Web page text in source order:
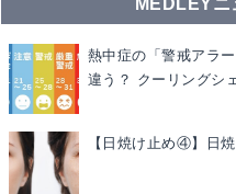
MEDLEYニ
熱中症の「警戒アラ
違う？ クーリングシ
【日焼け止め④】日